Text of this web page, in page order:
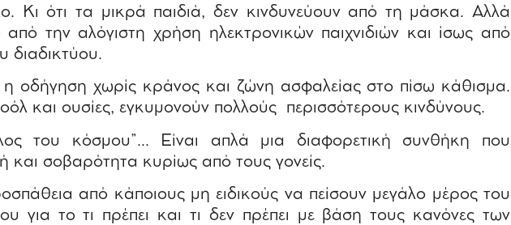
Κι ότι τα μικρά παιδιά, δεν κινδυνεύουν από τη μάσκα. Αλλά
από την αλόγιστη χρήση ηλεκτρονικών παιχνιδιών και ίσως από
διαδικτύου.
η οδήγηση χωρίς κράνος και ζώνη ασφαλείας στο πίσω κάθισμα.
και ουσίες, εγκυμονούν πολλούς περισσότερους κινδύνους.
του κόσμου”… Είναι απλά μια διαφορετική συνθήκη που
και σοβαρότητα κυρίως από τους γονείς.
από κάποιους μη ειδικούς να πείσουν μεγάλο μέρος του
για το τι πρέπει και τι δεν πρέπει με βάση τους κανόνες των